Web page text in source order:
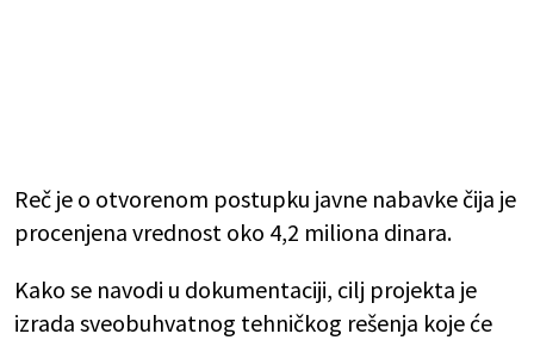
Reč je o otvorenom postupku javne nabavke čija je
procenjena vrednost oko 4,2 miliona dinara.
Kako se navodi u dokumentaciji, cilj projekta je
izrada sveobuhvatnog tehničkog rešenja koje će